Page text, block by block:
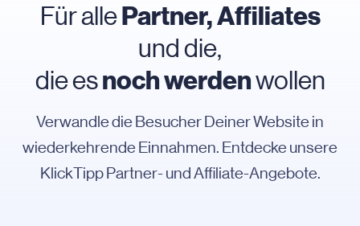
Für allePartner, Affiliates
und die,
die esnoch werdenwollen
Verwandle die Besucher Deiner Website in
wiederkehrende Einnahmen. Entdecke unsere
KlickTipp Partner- und Affiliate-Angebote.